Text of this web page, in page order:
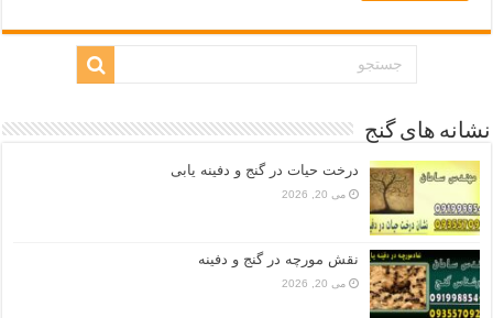
نشانه های گنج
درخت حیات در گنج و دفینه یابی
می 20, 2026
نقش مورچه در گنج و دفینه
می 20, 2026